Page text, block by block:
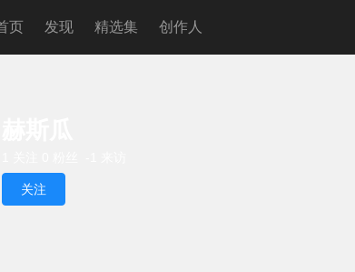
页 发现 精选集 创作人
关注